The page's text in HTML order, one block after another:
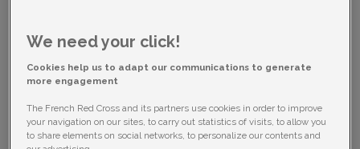
Sociétés de la Croix-Rouge et du Croissant-Rouge
(FICR),Formations, Uncategorized
Dans le cadre de son programme régional de gestion des risques
la zone Sud-Ouest de l’océan Indien, la PIROI-CRF organise
depuis 2008, en collaboration avec la Fédération Internationale de
la Croix-Rouge et...
We need your click!
Cookies help us to adapt our communications to generate
more engagement
The French Red Cross and its partners use cookies in order to improve
your navigation on our sites, to carry out statistics of visits, to allow you
to share elements on social networks, to personalize our contents and